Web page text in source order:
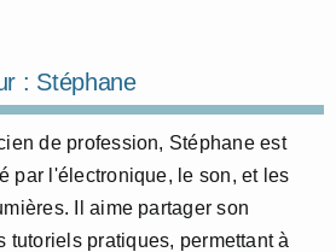
: Stéphane
de profession, Stéphane est
par l'électronique, le son, et les
Il aime partager son
tutoriels pratiques, permettant à